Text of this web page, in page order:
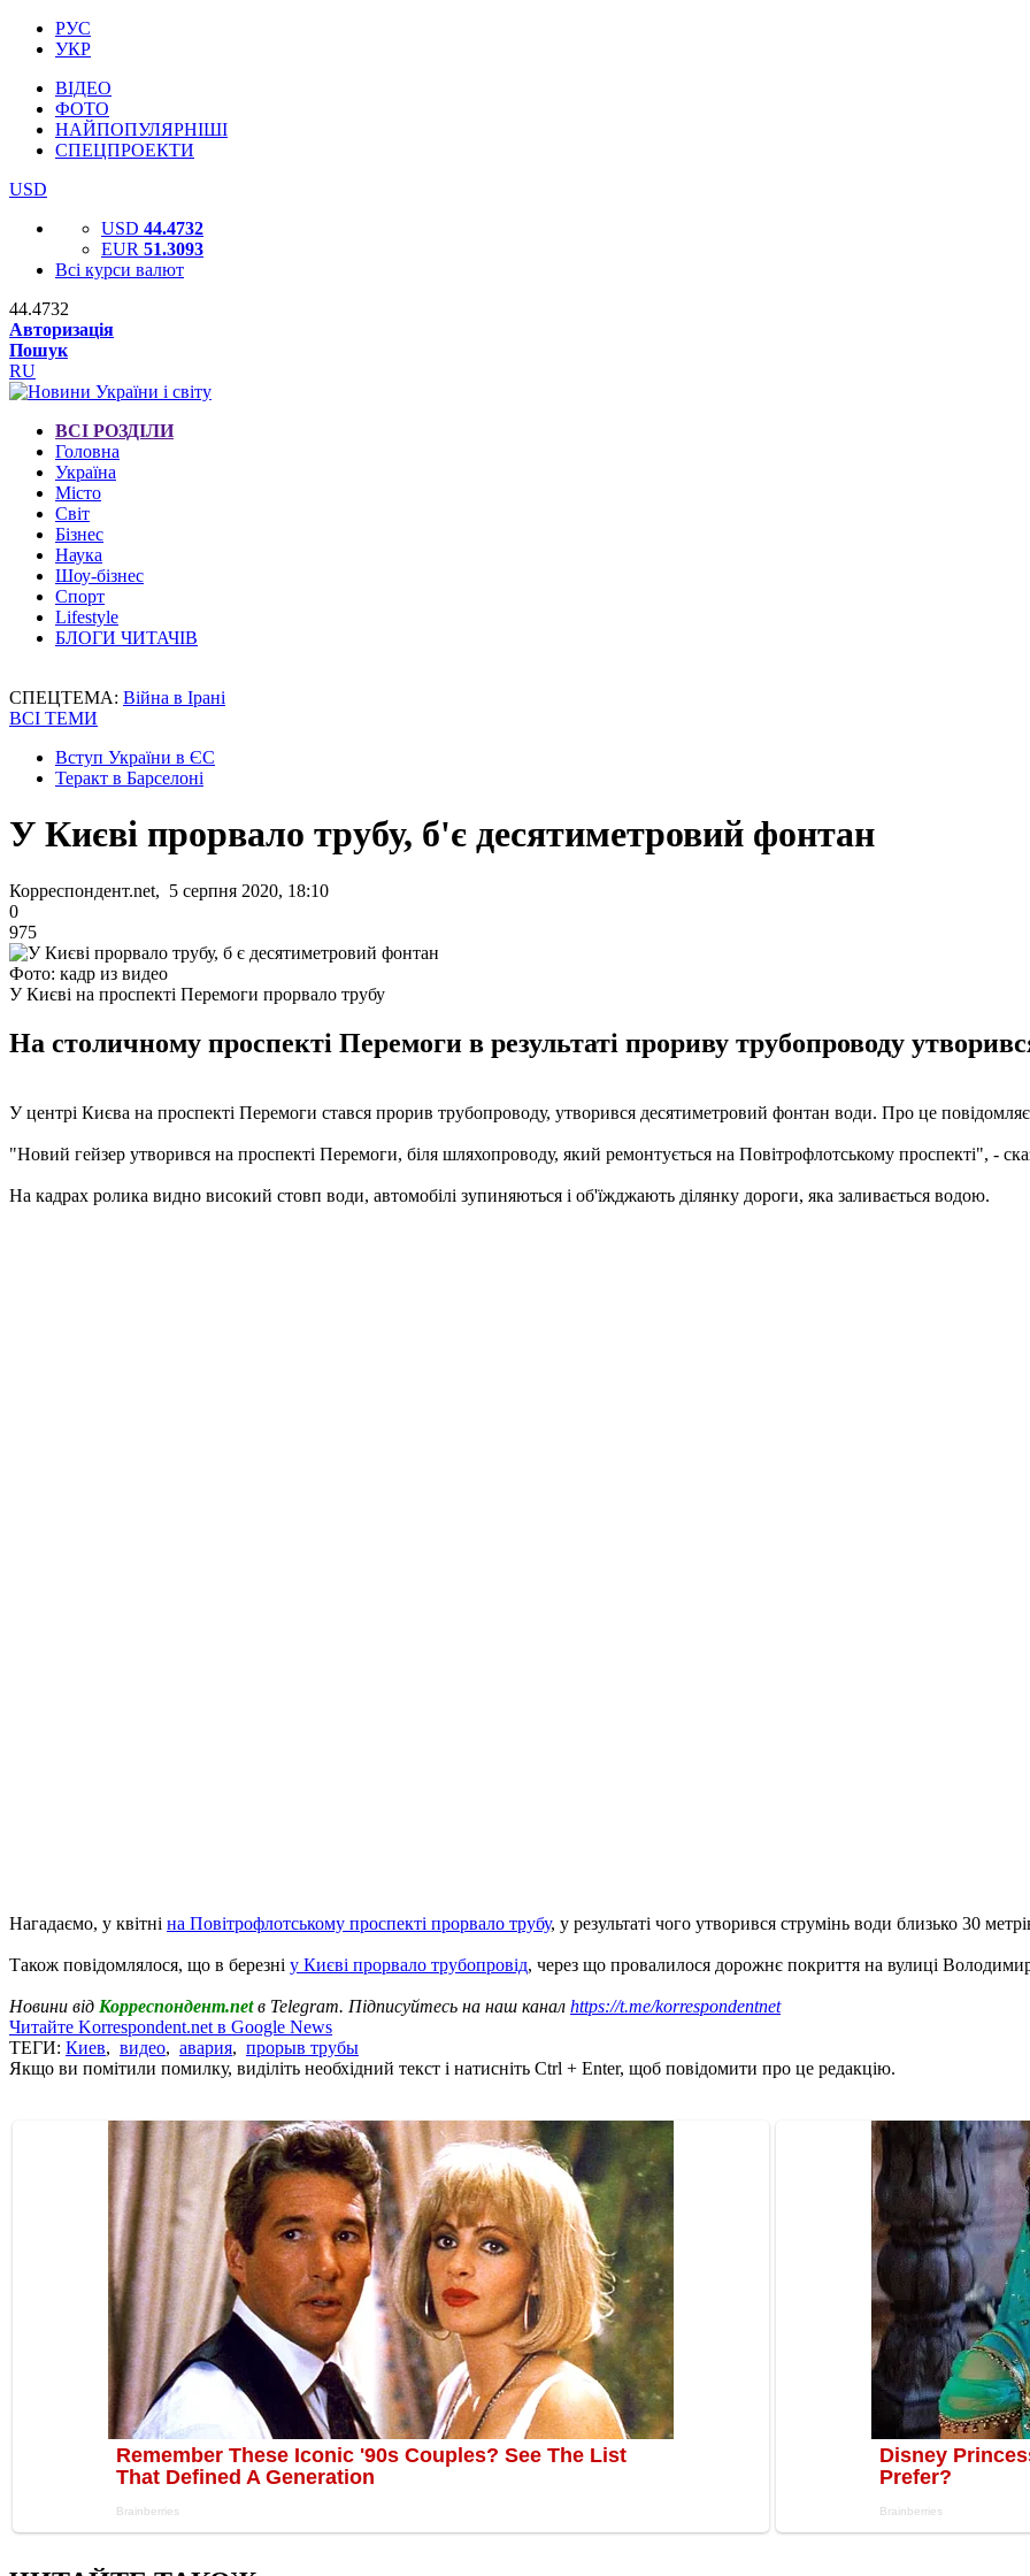
РУС
УКР
ВІДЕО
ФОТО
НАЙПОПУЛЯРНІШІ
СПЕЦПРОЕКТИ
USD
USD 44.4732
EUR 51.3093
Всі курси валют
44.4732
Авторизація
Пошук
RU
ВСІ РОЗДІЛИ
Головна
Україна
Місто
Світ
Бізнес
Наука
Шоу-бізнес
Спорт
Lifestyle
БЛОГИ ЧИТАЧІВ
СПЕЦТЕМА: Війна в Ірані
ВСІ ТЕМИ
Вступ України в ЄС
Теракт в Барселоні
У Києві прорвало трубу, б'є десятиметровий фонтан
Корреспондент.net, 5 серпня 2020, 18:10
0
975
Фото: кадр из видео
У Києві на проспекті Перемоги прорвало трубу
На столичному проспекті Перемоги в результаті прориву трубопроводу
У центрі Києва на проспекті Перемоги стався прорив трубопроводу, утворився десятиметровий фонтан води. Про це
"Новий гейзер утворився на проспекті Перемоги, біля шляхопроводу, який ремонтується на Повітрофлотському проспекті", -
На кадрах ролика видно високий стовп води, автомобілі зупиняються і об'їжджають ділянку дороги, яка заливається водою.
Нагадаємо, у квітні на Повітрофлотському проспекті прорвало трубу, у результаті чого утворився струмінь води близько 30
Також повідомлялося, що в березні у Києві прорвало трубопровід, через що провалилося дорожнє покриття на вулиці
Новини від Корреспондент.netв Telegram. Підписуйтесь на наш канал https://t.me/korrespondentnet
Читайте Korrespondent.net в Google News
ТЕГИ: Киев, видео, авария, прорыв трубы
Якщо ви помітили помилку, виділіть необхідний текст і натисніть Ctrl + Enter, щоб повідомити про це редакцію.